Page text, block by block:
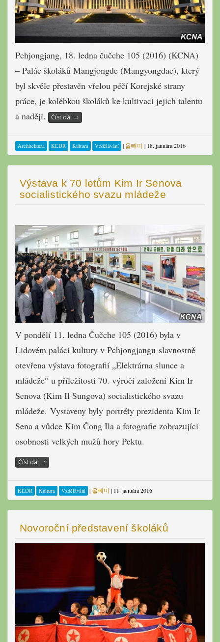
Pchjongjang, 18. ledna čučche 105 (2016) (KCNA)
– Palác školáků Mangjongde (Mangyongdae), který
byl skvěle přestavěn vřelou péčí Korejské strany
práce, je kolébkou školáků ke kultivaci jejich talentu
a nadějí. Číst dál →
Architektura KĽDR Kultura Vzdělávání | 올빼미 | 18. januára 2016
Výstava k 70 letům Kim Ir Senova
socialistického svazu mládeže
V pondělí 11. ledna Čučche 105 (2016) byla v
Lidovém paláci kultury v Pchjongjangu slavnostně
otevřena výstava fotografií „Elektrárna slunce a
mládeže“ u příležitosti 70. výročí založení Kim Ir
Senova (Kim Il Sungova) socialistického svazu
mládeže. Vystaveny byly portréty prezidenta Kim Ir
Sena a vůdce Kim Čong Ila a fotografie zobrazující
osobnosti velkých mužů hory Pektu.
Číst dál →
KĽDR Kultura Vzdělávání | 올빼미 | 11. januára 2016
Novoroční představení školáků